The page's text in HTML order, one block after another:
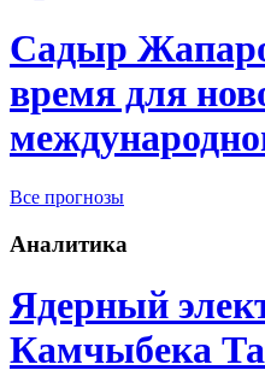
Садыр
время для
Все прогнозы
Аналитика
Ядерный
Камчыбека